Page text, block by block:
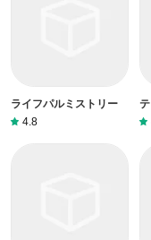
ライフパルミストリー
4.8